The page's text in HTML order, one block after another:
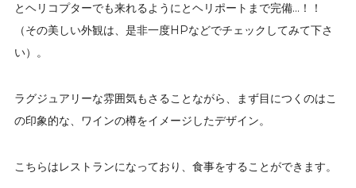
とヘリコプターでも来れるようにとヘリポートまで完備…！！
（その美しい外観は、是非一度HPなどでチェックしてみて下さ
い）。
ラグジュアリーな雰囲気もさることながら、まず目につくのはこ
の印象的な、ワインの樽をイメージしたデザイン。
こちらはレストランになっており、食事をすることができます。